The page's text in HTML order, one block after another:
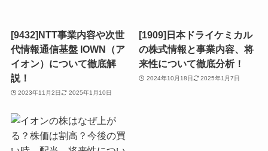
[9432]NTT事業内容や次世
代情報通信基盤 IOWN（ア
イオン）について徹底解
説！
2023年11月2日 2025年1月10日
[1909]日本ドライケミカル
の株式情報と事業内容、将
来性について徹底分析！
2024年10月18日 2025年1月7日